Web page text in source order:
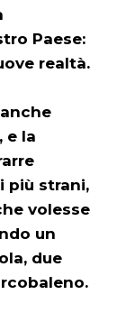
Paese:
realtà.
e la
più strani,
volesse
un
due